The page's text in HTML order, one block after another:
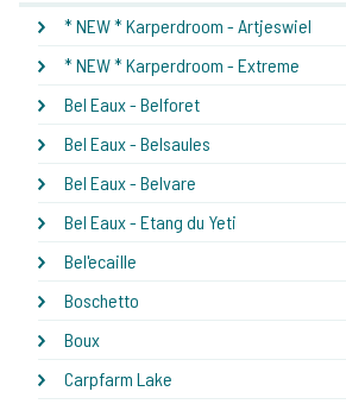
* NEW * Karperdroom - Artjeswiel
* NEW * Karperdroom - Extreme
Bel Eaux - Belforet
Bel Eaux - Belsaules
Bel Eaux - Belvare
Bel Eaux - Etang du Yeti
Bel'ecaille
Boschetto
Boux
Carpfarm Lake